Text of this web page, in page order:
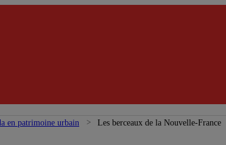
en patrimoine urbain Les berceaux de la Nouvelle-France